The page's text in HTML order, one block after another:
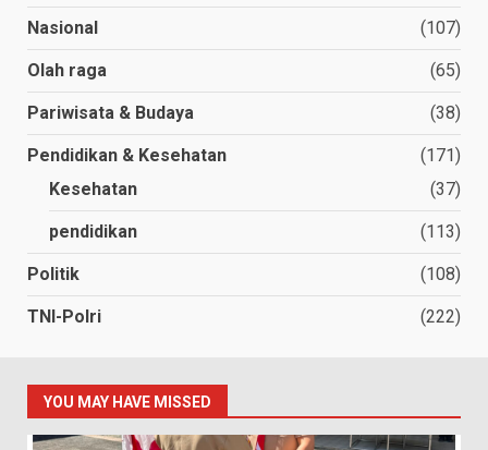
Nasional (107)
Olah raga (65)
Pariwisata & Budaya (38)
Pendidikan & Kesehatan
(171)
Kesehatan
(37)
pendidikan (113)
Politik (108)
TNI-Polri (222)
YOU MAY HAVE MISSED